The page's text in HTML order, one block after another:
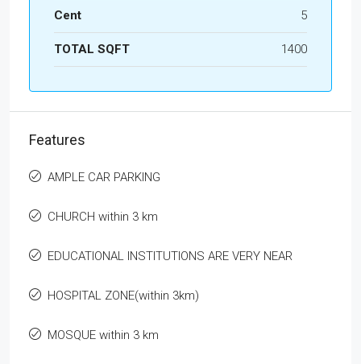
Cent 5
TOTAL SQFT 1400
Features
AMPLE CAR PARKING
CHURCH within 3 km
EDUCATIONAL INSTITUTIONS ARE VERY NEAR
HOSPITAL ZONE(within 3km)
MOSQUE within 3 km